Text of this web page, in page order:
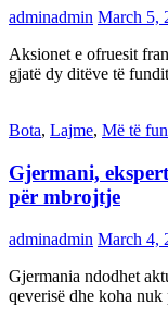
adminadmin March 5,
Aksionet e ofruesit
gjatë dy ditëve të
Bota, Lajme, Më të
Gjermani,
për mbrojtje
adminadmin March 4,
Gjermania ndodhet
qeverisë dhe koha